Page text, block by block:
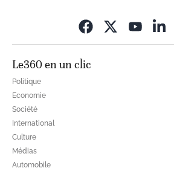
Le360 en un clic
Politique
Economie
Société
International
Culture
Médias
Automobile